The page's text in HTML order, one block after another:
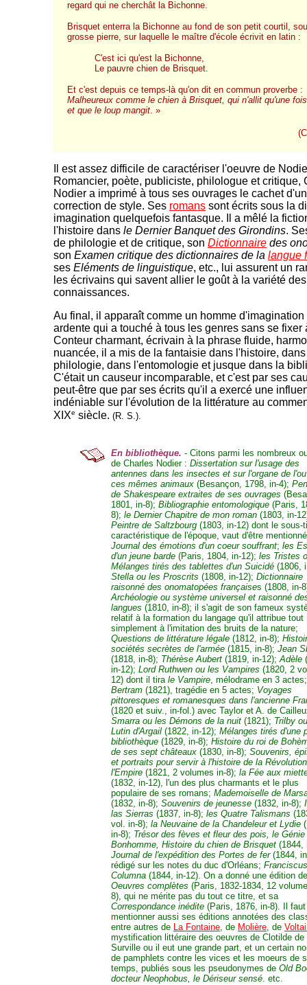
regard qui ne cherchât la Bichonne.
Brisquet enterra la Bichonne au fond de son petit courtil,
grosse pierre, sur laquelle le maître d'école écrivit en latin :
C'est ici qu'est la Bichonne,
Le pauvre chien de Brisquet.
Et c'est depuis ce temps-là qu'on dit en commun proverbe :
Malheureux comme le chien à Brisquet, qui n'allit qu'une
et que le loup mangit. »
Il est assez difficile de caractériser l'oeuvre de
Romancier, poète, publiciste, philologue et critique,
Nodier a imprimé à tous ses ouvrages le cachet
correction de style. Ses romans sont écrits sous la
imagination quelquefois fantasque. Il a mêlé la
l'histoire dans le Dernier Banquet des Girondins.
de philologie et de critique, son Dictionnaire des
son Examen critique des dictionnaires de la langue
ses Eléments de linguistique, etc., lui assurent un
les écrivains qui savent allier le goût à la variété des
connaissances.
Au final, il apparaît comme un homme d'imagination
ardente qui a touché à tous les genres sans se fixer
Conteur charmant, écrivain à la phrase fluide,
nuancée, il a mis de la fantaisie dans l'histoire,
philologie, dans l'entomologie et jusque dans la
C'était un causeur incomparable, et c'est par ses
peut-être que par ses écrits qu'il a exercé une
indéniable sur l'évolution de la littérature au
XIXe siècle. (R. S.).
En bibliothèque. - Citons parmi les nombreux
de Charles Nodier : Dissertation sur l'usage des
antennes dans les insectes et sur l'organe de
ces mêmes animaux (Besançon, 1798, in-4);
de Shakespeare extraites de ses ouvrages
1801, in-8); Bibliographie entomologique (Paris,
8); le Dernier Chapitre de mon roman (1803, in-
Peintre de Saltzbourg (1803, in-12) dont le sous-
caractéristique de l'époque, vaut d'être
Journal des émotions d'un coeur souffrant; les
d'un jeune barde (Paris, 1804, in-12); les Tristes
Mélanges tirés des tablettes d'un Suicidé (1806,
Stella ou les Proscrits (1808, in-12); Dictionnaire
raisonné des onomatopées françaises (1808, in-
Archéologie ou système universel et raisonné
langues (1810, in-8); il s'agit de son fameux
relatif à la formation du langage qu'il attribue tout
simplement à l'imitation des bruits de la nature;
Questions de littérature légale (1812, in-8);
sociétés secrètes de l'armée (1815, in-8); Jean
(1818, in-8); Thérèse Aubert (1819, in-12);Adèle
in-12); Lord Ruthwen ou les Vampires (1820, 2
12) dont il tira le Vampire, mélodrame en 3 actes;
Bertram (1821), tragédie en 5 actes; Voyages
pittoresques et romanesques dans l'ancienne
(1820 et suiv., in-fol.) avec Taylor et A. de
Smarra ou les Démons de la nuit (1821); Trilby
Lutin d'Argail (1822, in-12); Mélanges tirés d'une
bibliothèque (1829, in-8); Histoire du roi de
de ses sept châteaux (1830, in-8); Souvenirs,
et portraits pour servir à l'histoire de la
l'Empire (1821, 2 volumes in-8); la Fée aux
(1832, in-12), l'un des plus charmants et le plus
populaire de ses romans; Mademoiselle de
(1832, in-8); Souvenirs de jeunesse (1832, in-8);
las Sierras (1837, in-8); les Quatre Talismans
vol. in-8); la Neuvaine de la Chandeleur et Lydie
in-8); Trésor des fèves et fleur des pois, le Génie
Bonhomme, Histoire du chien de Brisquet (1844,
Journal de l'expédition des Portes de fer(1844,
rédigé sur les notes du duc d'Orléans; Franciscus
Columna (1844, in-12). On a donné une édition
Oeuvres complètes (Paris, 1832-1834, 12
8), qui ne mérite pas du tout ce titre, et sa
Correspondance inédite (Paris, 1876, in-8). Il faut
mentionner aussi ses éditions annotées des
entre autres de La Fontaine, de Molière, de
mystification littéraire des oeuvres de Clotilde de
Surville ou il eut une grande part, et un certain
de pamphlets contre les vices et les moeurs de
temps, publiés sous les pseudonymes de Old
docteur Neophobus, le Dériseur sensé. etc.